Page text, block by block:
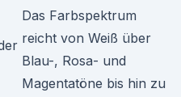
Das Farbspektrum
reicht von Weiß über
Blau-, Rosa- und
Magentatöne bis hin zu